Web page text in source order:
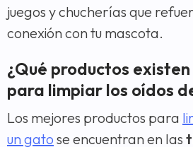
juegos y chucherías que
conexión con tu mascota.
¿Qué productos
para limpiar los oídos
Los mejores productos para
un gato se encuentran en las